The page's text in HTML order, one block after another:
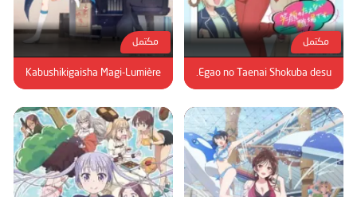
مكتمل
Egao no Taenai Shokuba desu.
مكتمل
Kabushikigaisha Magi-Lumière